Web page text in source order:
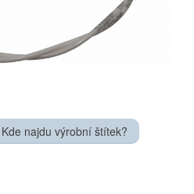
Kde najdu výrobní štítek?